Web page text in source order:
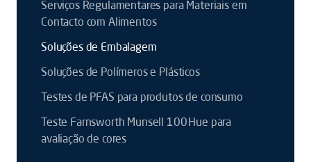
Serviços Regulamentares para Materiais em
Contacto com Alimentos
Soluções de Embalagem
Soluções de Polímeros e Plásticos
Testes de PFAS para produtos de consumo
Teste Farnsworth Munsell 100 Hue para
avaliação de cores